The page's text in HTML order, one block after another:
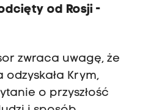
od Rosji -
zwraca uwagę, że
Krym,
o przyszłość